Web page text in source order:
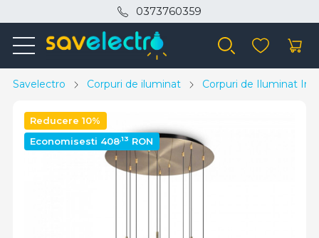
0373760359
Savelectro Corpuri de iluminat Corpuri de Iluminat
Reducere 10%
Economisesti 408,13 RON